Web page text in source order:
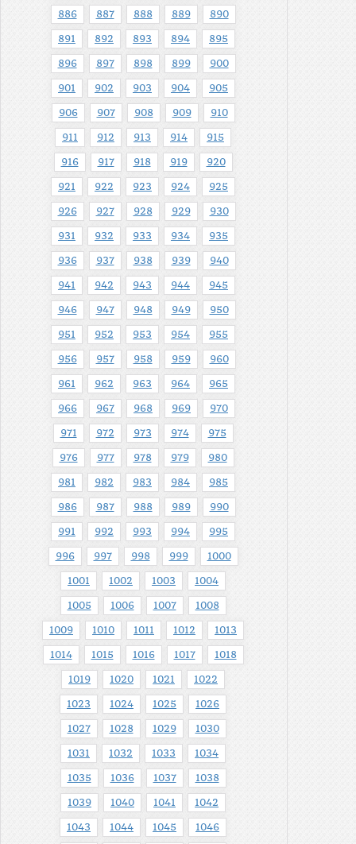
886 887 888 889 890
891 892 893 894 895
896 897 898 899 900
901 902 903 904 905
906 907 908 909 910
911 912 913 914 915
916 917 918 919 920
921 922 923 924 925
926 927 928 929 930
931 932 933 934 935
936 937 938 939 940
941 942 943 944 945
946 947 948 949 950
951 952 953 954 955
956 957 958 959 960
961 962 963 964 965
966 967 968 969 970
971 972 973 974 975
976 977 978 979 980
981 982 983 984 985
986 987 988 989 990
991 992 993 994 995
996 997 998 999 1000
1001 1002 1003 1004
1005 1006 1007 1008
1009 1010 1011 1012 1013
1014 1015 1016 1017 1018
1019 1020 1021 1022
1023 1024 1025 1026
1027 1028 1029 1030
1031 1032 1033 1034
1035 1036 1037 1038
1039 1040 1041 1042
1043 1044 1045 1046